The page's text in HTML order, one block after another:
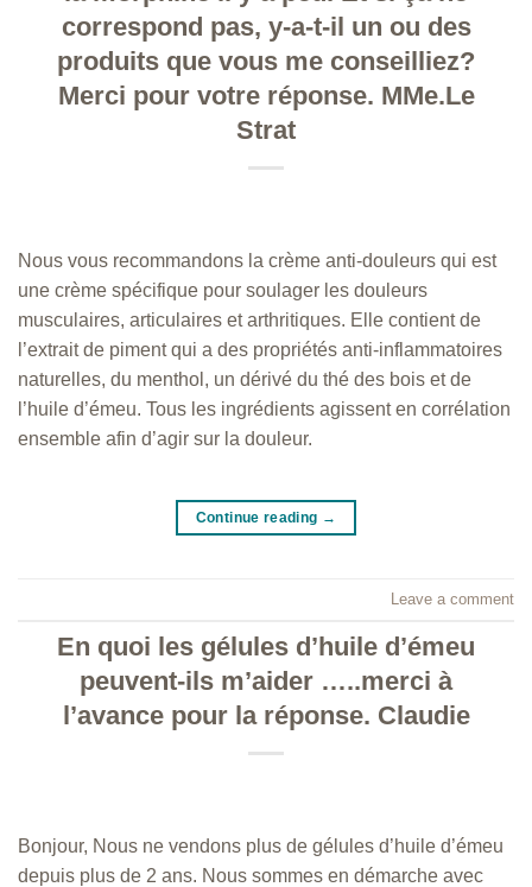
correspond pas, y-a-t-il un ou des
produits que vous me conseilliez?
Merci pour votre réponse. MMe.Le
Strat
Nous vous recommandons la crème anti-douleurs qui est
une crème spécifique pour soulager les douleurs
musculaires, articulaires et arthritiques. Elle contient de
l’extrait de piment qui a des propriétés anti-inflammatoires
naturelles, du menthol, un dérivé du thé des bois et de
l’huile d’émeu. Tous les ingrédients agissent en corrélation
ensemble afin d’agir sur la douleur.
Continue reading →
Leave a comment
En quoi les gélules d’huile d’émeu
peuvent-ils m’aider …..merci à
l’avance pour la réponse. Claudie
Bonjour, Nous ne vendons plus de gélules d’huile d’émeu
depuis plus de 2 ans. Nous sommes en démarche avec